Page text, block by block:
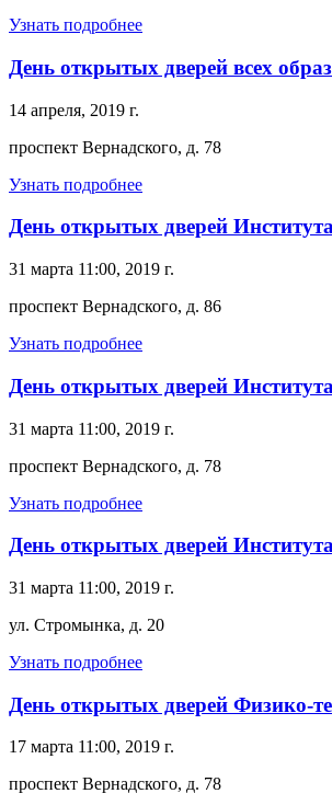
Узнать подробнее
День открытых дверей всех
14 апреля, 2019 г.
проспект Вернадского, д. 78
Узнать подробнее
День открытых дверей
31 марта 11:00, 2019 г.
проспект Вернадского, д. 86
Узнать подробнее
День открытых дверей
31 марта 11:00, 2019 г.
проспект Вернадского, д. 78
Узнать подробнее
День открытых дверей
31 марта 11:00, 2019 г.
ул. Стромынка, д. 20
Узнать подробнее
День открытых дверей Физико-
17 марта 11:00, 2019 г.
проспект Вернадского, д. 78